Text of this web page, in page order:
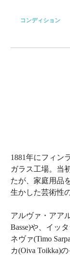
コンディション
1881年にフィン
ガラス工場。当
たが、家庭用品
生かした芸術性
アルヴァ・アア
Basse)や、イッ
ネヴァ(Timo
カ(Oiva Toikka)